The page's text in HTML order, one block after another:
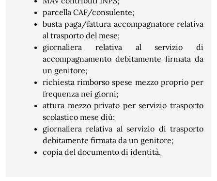
parcella CAF/consulente;
busta paga/fattura accompagnatore relativa
al trasporto del mese;
giornaliera relativa al servizio di
accompagnamento debitamente firmata da
un genitore;
richiesta rimborso spese mezzo proprio per
frequenza nei giorni;
attura mezzo privato per servizio trasporto
scolastico mese diù;
giornaliera relativa al servizio di trasporto
debitamente firmata da un genitore;
copia del documento di identità,